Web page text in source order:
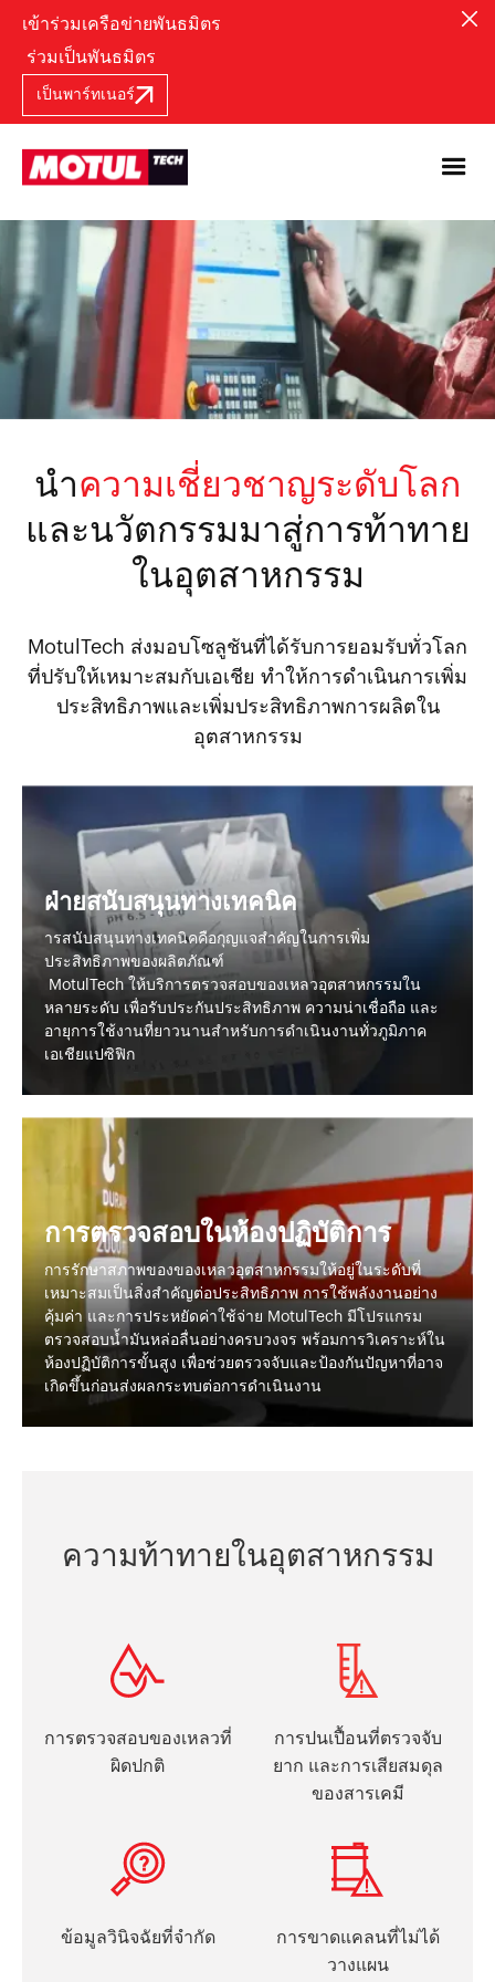
เข้าร่วมเครือข่ายพันธมิตร
ร่วมเป็นพันธมิตร
เป็นพาร์ทเนอร์
นำความเชี่ยวชาญระดับโลก
และนวัตกรรมมาสู่การท้าทาย
ในอุตสาหกรรม
MotulTech ส่งมอบโซลูชันที่ได้รับการยอมรับทั่วโลก
ที่ปรับให้เหมาะสมกับเอเชีย ทำให้การดำเนินการเพิ่ม
ประสิทธิภาพและเพิ่มประสิทธิภาพการผลิตใน
อุตสาหกรรม
ฝ่ายสนับสนุนทางเทคนิค
ารสนับสนุนทางเทคนิคคือกุญแจสำคัญในการเพิ่ม
ประสิทธิภาพของผลิตภัณฑ์
MotulTech ให้บริการตรวจสอบของเหลวอุตสาหกรรมใน
หลายระดับ เพื่อรับประกันประสิทธิภาพ ความน่าเชื่อถือ และ
อายุการใช้งานที่ยาวนานสำหรับการดำเนินงานทั่วภูมิภาค
เอเชียแปซิฟิก
การตรวจสอบในห้องปฏิบัติการ
การรักษาสภาพของของเหลวอุตสาหกรรมให้อยู่ในระดับที่
เหมาะสมเป็นสิ่งสำคัญต่อประสิทธิภาพ การใช้พลังงานอย่าง
คุ้มค่า และการประหยัดค่าใช้จ่าย MotulTech มีโปรแกรม
ตรวจสอบน้ำมันหล่อลื่นอย่างครบวงจร พร้อมการวิเคราะห์ใน
ห้องปฏิบัติการขั้นสูง เพื่อช่วยตรวจจับและป้องกันปัญหาที่อาจ
เกิดขึ้นก่อนส่งผลกระทบต่อการดำเนินงาน
ความท้าทายในอุตสาหกรรม
การตรวจสอบของเหลวที่
ผิดปกติ
การปนเปื้อนที่ตรวจจับ
ยาก และการเสียสมดุล
ของสารเคมี
ข้อมูลวินิจฉัยที่จำกัด
การขาดแคลนที่ไม่ได้
วางแผน